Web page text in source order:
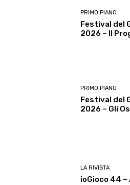
PRIMO PIANO
Festival del
2026 – Il
PRIMO PIANO
Festival del
2026 – Gli
LA RIVISTA
ioGioco 44 –